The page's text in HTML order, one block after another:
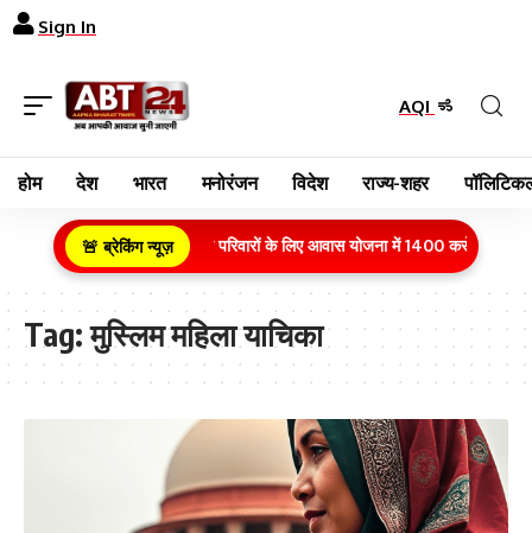
Sign In
AQI
होम देश भारत मनोरंजन विदेश राज्य-शहर
🚨 ब्रेकिंग न्यूज़
ग्रामीण क्षेत्र के गरीब परिवारों के लिए आवास योजना में 1400 करोड़ रुपये
Tag:मुस्लिम महिला याचिका